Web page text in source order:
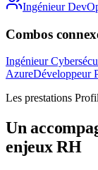
Ingénieur
Combos
Ingénieur
AzureDéveloppeur
Les prestations
Un
enjeux RH